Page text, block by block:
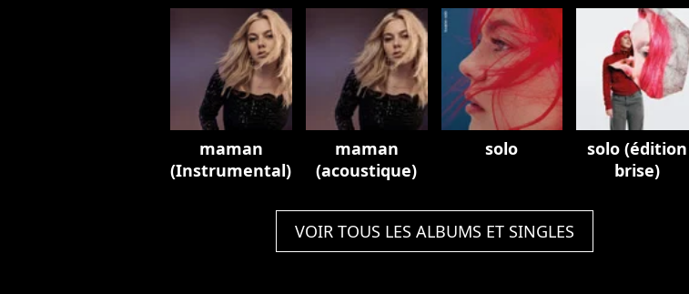
Version)
france)
maman
(Instrumental)
maman
(acoustique)
solo
solo (édition
brise)
VOIR TOUS LES ALBUMS ET SINGLES